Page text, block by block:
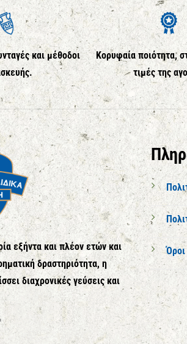
και μέθοδοι
Κορυφαία ποιότητα,
τιμές της
εξήντα και πλέον ετών και
δραστηριότητα, η
διαχρονικές γεύσεις και